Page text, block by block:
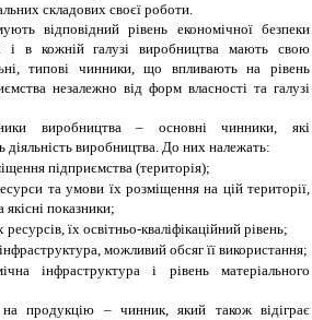
складових своєї роботи.
відповідний рівень економічної безпеки
і в кожній галузі виробництва мають свою
типові чинники, що впливають на рівень
незалежно від форм власності та галузі
виробництва – основні чинники, які
діяльність виробництва. До них належать:
підприємства (територія);
та умови їх розміщення на цій території,
якісні показники;
їх освітньо-кваліфікаційний рівень;
можливий обсяг її використання;
інфраструктура і рівень матеріального
продукцію – чинник, який також відіграє